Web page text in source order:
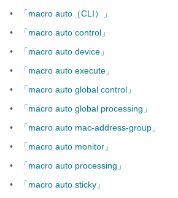
•
「macro auto（CLI）」
•
「macro auto control」
•
「macro auto device」
•
「macro auto execute」
•
「macro auto global control」
•
「macro auto global processing」
•
「macro auto mac-address-group」
•
「macro auto monitor」
•
「macro auto processing」
•
「macro auto sticky」